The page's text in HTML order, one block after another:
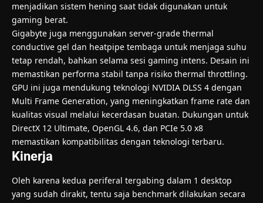
menjadikan sistem hening saat tidak digunakan untuk
gaming berat.
Gigabyte juga menggunakan server-grade thermal
conductive gel dan heatpipe tembaga untuk menjaga suhu
tetap rendah, bahkan selama sesi gaming intens. Desain ini
memastikan performa stabil tanpa risiko thermal throttling.
GPU ini juga mendukung teknologi NVIDIA DLSS 4 dengan
Multi Frame Generation, yang meningkatkan frame rate dan
kualitas visual melalui kecerdasan buatan. Dukungan untuk
DirectX 12 Ultimate, OpenGL 4.6, dan PCIe 5.0 x8
memastikan kompatibilitas dengan teknologi terbaru.
Kinerja
Oleh karena kedua periferal tergabing dalam 1 desktop
yang sudah dirakit, tentu saja benchmark dilakukan secara